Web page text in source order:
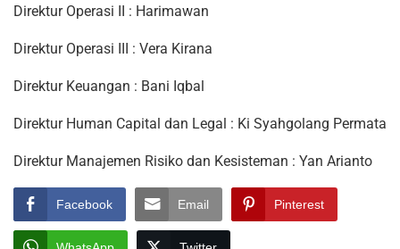
Direktur Operasi II : Harimawan
Direktur Operasi III : Vera Kirana
Direktur Keuangan : Bani Iqbal
Direktur Human Capital dan Legal : Ki Syahgolang Permata
Direktur Manajemen Risiko dan Kesisteman : Yan Arianto
Facebook Email Pinterest